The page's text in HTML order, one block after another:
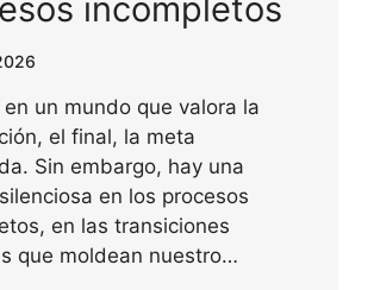
incompletos
un mundo que valora la
el final, la meta
Sin embargo, hay una
en los procesos
en las transiciones
que moldean nuestro…